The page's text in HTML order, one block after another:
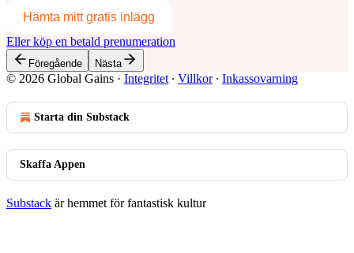
Hämta mitt gratis inlägg
Eller köp en betald prenumeration
Föregående Nästa
© 2026 Global Gains · Integritet ∙ Villkor∙ Inkassovarning
Starta din Substack
Skaffa Appen
Substack är hemmet för fantastisk kultur